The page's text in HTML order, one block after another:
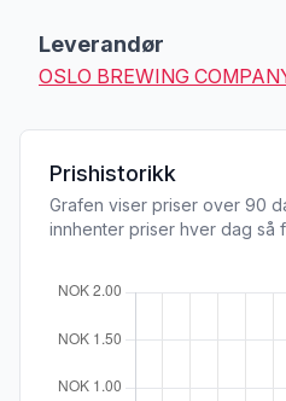
Leverandør
OSLO BREWING
Prishistorikk
Grafen viser priser over 90
innhenter priser hver dag så